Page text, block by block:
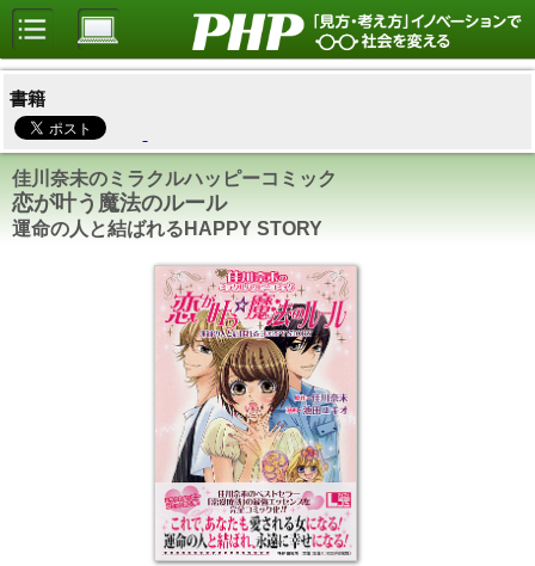
書籍
佳川奈未のミラクルハッピーコミック
恋が叶う魔法のルール
運命の人と結ばれるHAPPY STORY